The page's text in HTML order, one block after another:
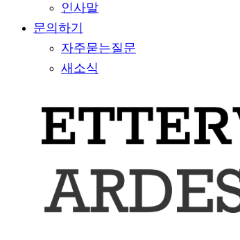
인사말
문의하기
자주묻는질문
새소식